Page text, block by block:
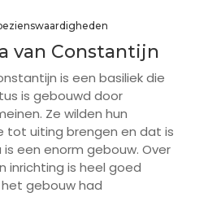
van Constantijn
is een basiliek die
is gebouwd door
Ze wilden hun
tot uiting brengen en dat is
een enorm gebouw. Over
inrichting is heel goed
gebouw had